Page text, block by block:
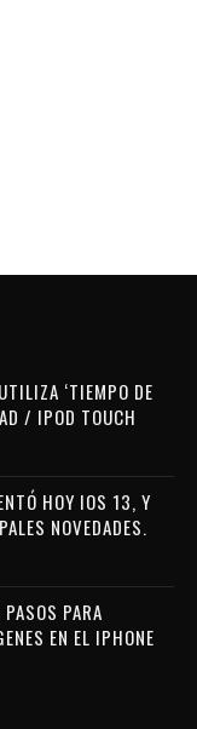
‘TIEMPO DE
/ IPOD TOUCH
HOY IOS 13, Y
NOVEDADES.
PARA
EN EL IPHONE